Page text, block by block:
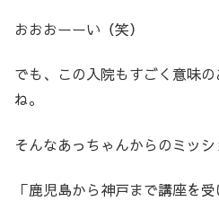
おおおーーい（笑）
でも、この入院もすごく意味
ね。
そんなあっちゃんからのミッシ
「鹿児島から神戸まで講座を